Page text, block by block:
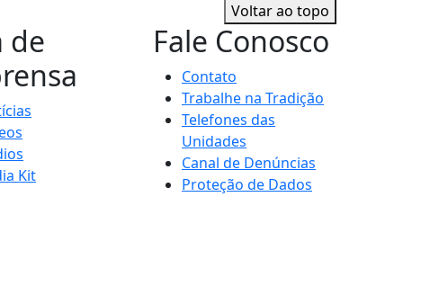
Voltar ao topo
de
Kit
Fale Conosco
Contato
Trabalhe na Tradição
Telefones das
Unidades
Canal de Denúncias
Proteção de Dados